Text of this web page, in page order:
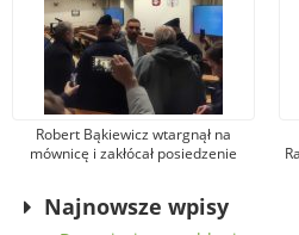
Robert Bąkiewicz wtargnął na
mównicę i zakłócał posiedzenie
Najnowsze wpisy